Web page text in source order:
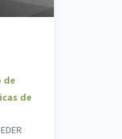
de
de